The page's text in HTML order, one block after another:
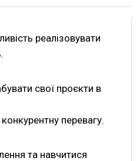
реалізовувати
свої проєкти в
перевагу.
та навчитися